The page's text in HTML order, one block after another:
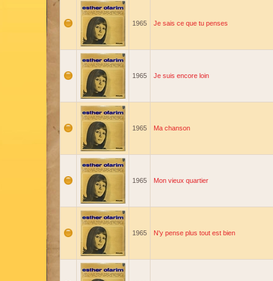
1965 Je sais ce que tu penses
1965 Je suis encore loin
1965 Ma chanson
1965 Mon vieux quartier
1965 N'y pense plus tout est bien